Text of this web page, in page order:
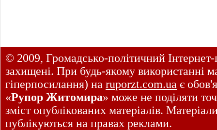
© 2009, Громадсько-політичний
захищені. При будь-якому використанні
гіперпосилання) на ruporzt.com.ua є
«Рупор Житомира» може не поділяти
зміст опублікованих матеріалів.
публікуються на правах реклами.